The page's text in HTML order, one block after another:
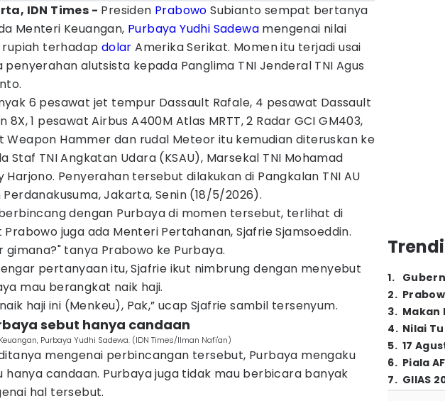
IDN Times - Presiden Prabowo Subianto sempat bertanya
Menteri Keuangan, Purbaya Yudhi Sadewa mengenai nilai
terhadap dolar Amerika Serikat. Momen itu terjadi usai
penyerahan alutsista kepada Panglima TNI Jenderal TNI Agus
6 pesawat jet tempur Dassault Rafale, 4 pesawat Dassault
8X, 1 pesawat Airbus A400M Atlas MRTT, 2 Radar GCI GM403,
Weapon Hammer dan rudal Meteor itu kemudian diteruskan ke
Staf TNI Angkatan Udara (KSAU), Marsekal TNI Mohamad
Harjono. Penyerahan tersebut dilakukan di Pangkalan TNI AU
Perdanakusuma, Jakarta, Senin (18/5/2026).
dengan Purbaya di momen tersebut, terlihat di
juga ada Menteri Pertahanan, Sjafrie Sjamsoeddin.
gimana?" tanya Prabowo ke Purbaya.
pertanyaan itu, Sjafrie ikut nimbrung dengan menyebut
mau berangkat naik haji.
haji ini (Menkeu), Pak,” ucap Sjafrie sambil tersenyum.
sebut hanya candaan
Purbaya Yudhi Sadewa. (IDN Times/Ilman Nafi'an)
mengenai perbincangan tersebut, Purbaya mengaku
hanya candaan. Purbaya juga tidak mau berbicara banyak
hal tersebut.
1.
2.
3. Makan
4. Nilai
5. 17
6. Piala
7. GIIAS